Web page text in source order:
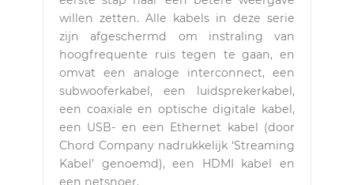
willen zetten. Alle kabels in deze serie
zijn afgeschermd om instraling van
hoogfrequente ruis tegen te gaan, en
omvat een analoge interconnect, een
subwooferkabel, een luidsprekerkabel,
een coaxiale en optische digitale kabel,
een USB- en een Ethernet kabel (door
Chord Company nadrukkelijk ‘Streaming
Kabel’ genoemd), een HDMI kabel en
een netsnoer.